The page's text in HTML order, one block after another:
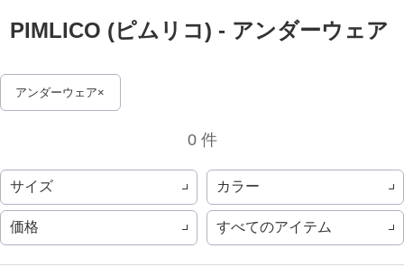
PIMLICO (ピムリコ) - アンダーウェア
アンダーウェア
0 件
サイズ カラー
価格 すべてのアイテム